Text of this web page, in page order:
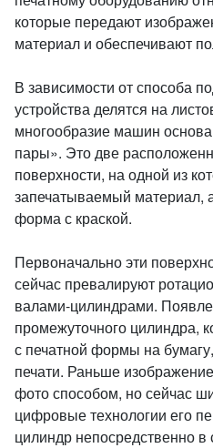
которые передают
материал и обеспечивают
В зависимости от способа
устройства делятся на
многообразие машин
пары». Это две
поверхности, на одной из
запечатываемый материал,
форма с краской.
Первоначально эти
сейчас превалируют
валами-цилиндрами.
промежуточного цилиндра,
с печатной формы на
печати. Раньше
фото способом, но сейчас
цифровые технологии его
цилиндр непосредственно